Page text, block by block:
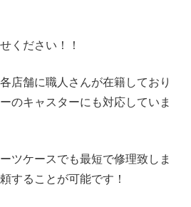
ください！！
店舗に職人さんが在籍しており
のキャスターにも対応していま
ツケースでも最短で修理致しま
することが可能です！